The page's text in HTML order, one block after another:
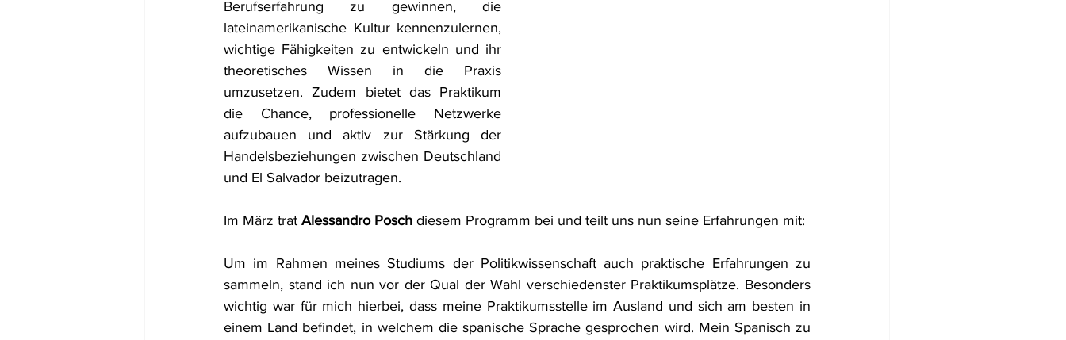
Berufserfahrung zu gewinnen, die
lateinamerikanische Kultur kennenzulernen,
wichtige Fähigkeiten zu entwickeln und ihr
theoretisches Wissen in die Praxis
umzusetzen. Zudem bietet das Praktikum
die Chance, professionelle Netzwerke
aufzubauen und aktiv zur Stärkung der
Handelsbeziehungen zwischen Deutschland
und El Salvador beizutragen.
Im März trat Alessandro Posch diesem Programm bei und teilt uns nun seine Erfahrungen mit:
Um im Rahmen meines Studiums der Politikwissenschaft auch praktische Erfahrungen zu
sammeln, stand ich nun vor der Qual der Wahl verschiedenster Praktikumsplätze. Besonders
wichtig war für mich hierbei, dass meine Praktikumsstelle im Ausland und sich am besten in
einem Land befindet, in welchem die spanische Sprache gesprochen wird. Mein Spanisch zu